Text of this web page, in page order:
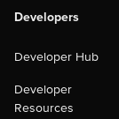
Developers
Developer Hub
Developer
Resources